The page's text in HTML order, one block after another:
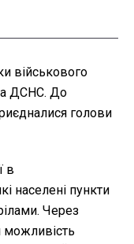
військового
ДСНС. До
голови
в
населені пункти
Через